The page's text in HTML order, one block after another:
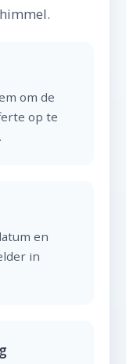
om de
op te
en
in